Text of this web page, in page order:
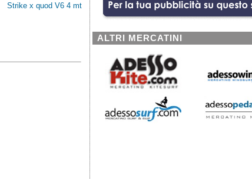
Strike x quod V6 4 mt
ALTRI MERCATINI